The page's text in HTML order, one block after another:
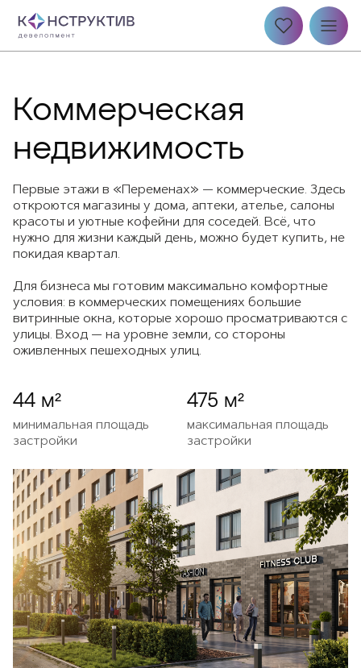
Коммерческая
недвижимость
Первые этажи в «Переменах» — коммерческие. Здесь
откроются магазины у дома, аптеки, ателье, салоны
красоты и уютные кофейни для соседей. Всё, что
нужно для жизни каждый день, можно будет купить, не
покидая квартал.
Для бизнеса мы готовим максимально комфортные
условия: в коммерческих помещениях большие
витринные окна, которые хорошо просматриваются с
улицы. Вход — на уровне земли, со стороны
оживленных пешеходных улиц.
44 м²
минимальная площадь
застройки
475 м²
максимальная площадь
застройки